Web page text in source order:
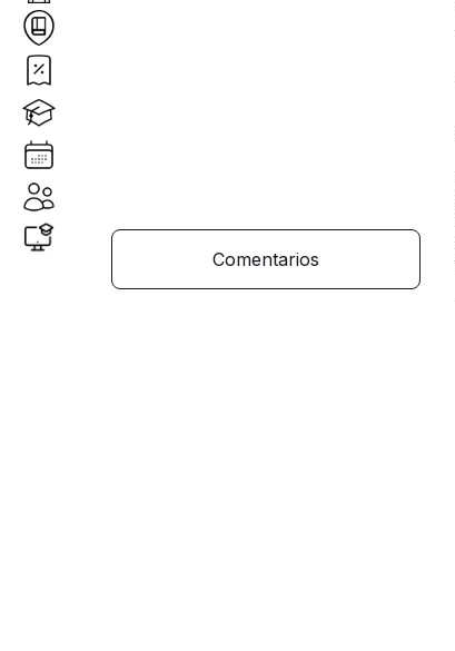
Comentarios